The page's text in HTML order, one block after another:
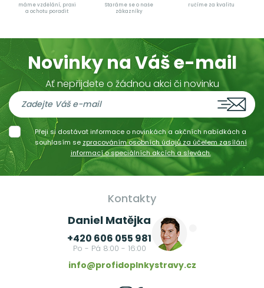
máme vzdělání, praxi
a ochotu poradit
Staráme se o naše
zákazníky
ručíme za kvalitu
Novinky na Váš e-mail
Ať nepřijdete o žádnou akci či novinku
Přeji si dostávat informace o novinkách a akčních nabídkách a
souhlasím se zpracováním osobních údajů za účelem zasílání
informací o speciálních akcích a slevách.
Kontakty
Daniel Matějka
+420 606 055 981
Po - Pá 8:00 - 16:00
info@profidoplnkystravy.cz